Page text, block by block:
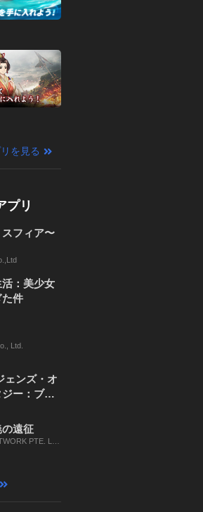
を見る
プリ
フィア〜
：美少女
た件
Ltd.
ェンズ・オ
ー：ブレ
の遠征
PTE. LT